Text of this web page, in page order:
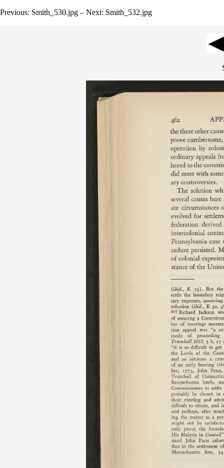
Previous: Smith_530.jpg – Next: Smith_532.jpg